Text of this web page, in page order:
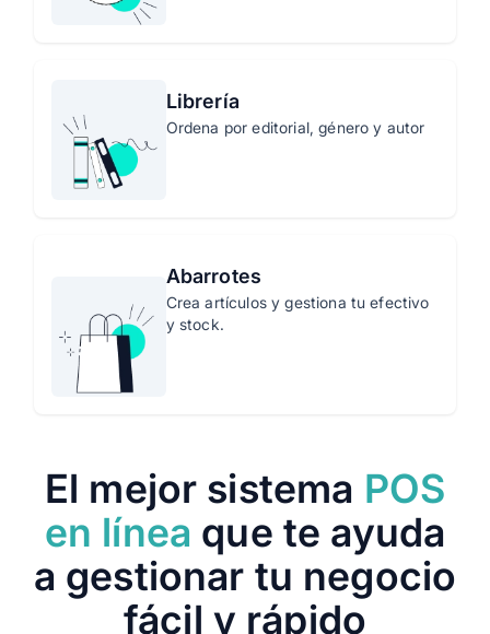
Librería
Ordena por editorial, género y autor
Abarrotes
Crea artículos y gestiona tu efectivo
y stock.
El mejor sistema POS
en línea que te ayuda
a gestionar tu negocio
fácil y rápido